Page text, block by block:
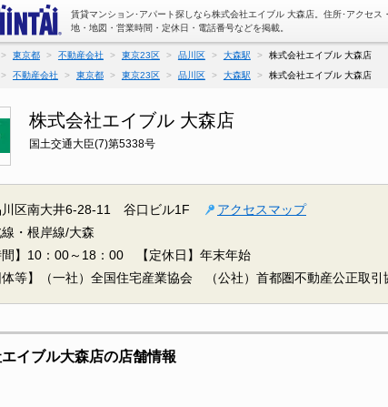
賃貸マンション･アパート探しなら株式会社エイブル 大森店。住所･アクセス
地・地図・営業時間・定休日・電話番号などを掲載。
東京都 不動産会社 東京23区 品川区 大森駅
株式会社エイブル 大森店
不動産会社 東京都 東京23区 品川区 大森駅 株式会社エイブル 大森店
株式会社エイブル 大森店
国土交通大臣(7)第5338号
川区南大井6-28-11 谷口ビル1F
アクセスマップ
・根岸線/大森
間】10：00～18：00
【定休日】年末年始
体等】（一社）全国住宅産業協会 （公社）首都圏不動産公正取引
イブル大森店の店舗情報